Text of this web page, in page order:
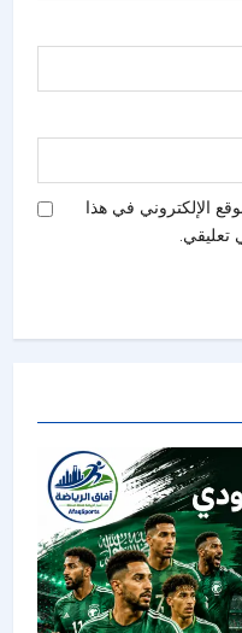
الإلكتروني في هذا
تعليقي.